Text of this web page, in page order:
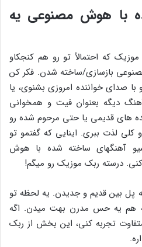
با هوش مصنوعی یه
که احتمالاً تو رو هم کنجکاو
بازسازی/ساخته شدن. فکر کن
صدای خواننده امروزی بشنوی، یا
دیگه بعنوان فیت و همخوانی
های قدیمی یا حتی مرحوم شده رو
لذت ببری. اینایی که گفتمو تو
آهنگهای ساخته شده با هوش
درسته ربک موزیک رو میگم!
پل بین قدیم و جدیدن. یه لحظه تو
هم یه حس مدرن بهت میدن. اگه
تجربه کنی، این بخش از ربک